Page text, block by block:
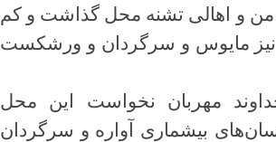
و اهالی تشنه محل گذاشت و کم
نیز مایوس و سرگردان و ورشکست
مهربان نخواست این محل
بیشماری آواره و سرگردان